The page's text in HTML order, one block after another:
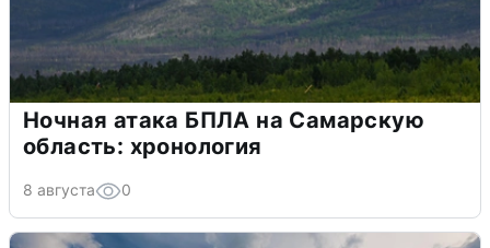
Ночная атака БПЛА на Самарскую
область: хронология
8 августа 0